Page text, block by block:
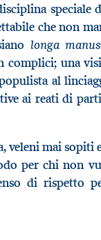
speciale
che non
longa
una
al
ai reati di
veleni mai
per chi non
di rispetto